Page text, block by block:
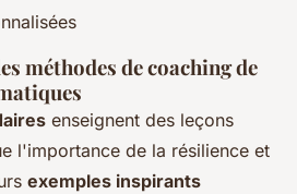
méthodes de coaching de
enseignent des leçons
l'importance de la résilience et
exemples inspirants